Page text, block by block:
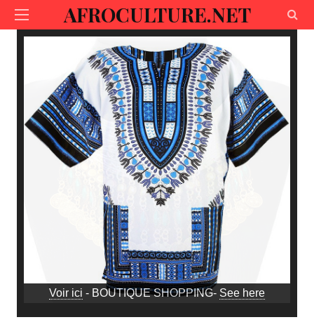
AFROCULTURE.NET
Voir ici - BOUTIQUE SHOPPING- See here